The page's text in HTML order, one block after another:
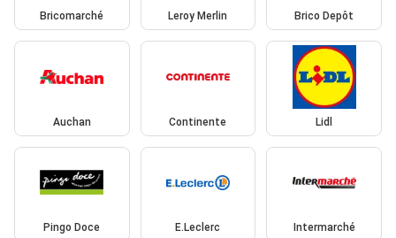
Bricomarché Leroy Merlin Brico Depôt
Auchan Continente Lidl
Pingo Doce E.Leclerc Intermarché